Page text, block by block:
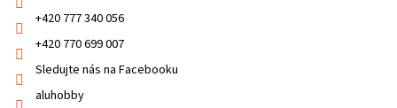
+420 777 340 056
+420 770 699 007
Sledujte nás na Facebooku
aluhobby